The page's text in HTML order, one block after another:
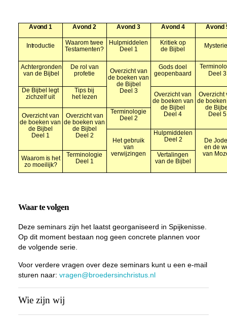
Avond 1 Avond 2 Avond 3 Avond 4 Avond
Introductie
Waarom twee
Testamenten?
Hulpmiddelen
Deel 1
Kritiek op
de Bijbel
Achtergronden
van de Bijbel
De rol van
profetie
Overzicht van
de boeken van
de Bijbel
Deel 3
Gods doel
geopenbaard
Deel 3
De Bijbel legt
zichzelf uit
Tips bij
het lezen
Overzicht van
de boeken van
de Bijbel
Deel 4
Overzicht
de
de
Deel 5
Overzicht van
de boeken van
de Bijbel
Deel 1
Overzicht van
de boeken van
de Bijbel
Deel 2
Terminologie
Deel 2
Het gebruik
van
verwijzingen
Hulpmiddelen
Deel 2
De
en de
van
Waarom is het
zo moeilijk?
Terminologie
Deel 1
Vertalingen
van de Bijbel
Waar te volgen
Deze seminars zijn het laatst georganiseerd in Spijkenisse.
Op dit moment bestaan nog geen concrete plannen voor
de volgende serie.
Voor verdere vragen over deze seminars kunt u een e-mail
sturen naar: vragen@broedersinchristus.nl
Wie zijn wij